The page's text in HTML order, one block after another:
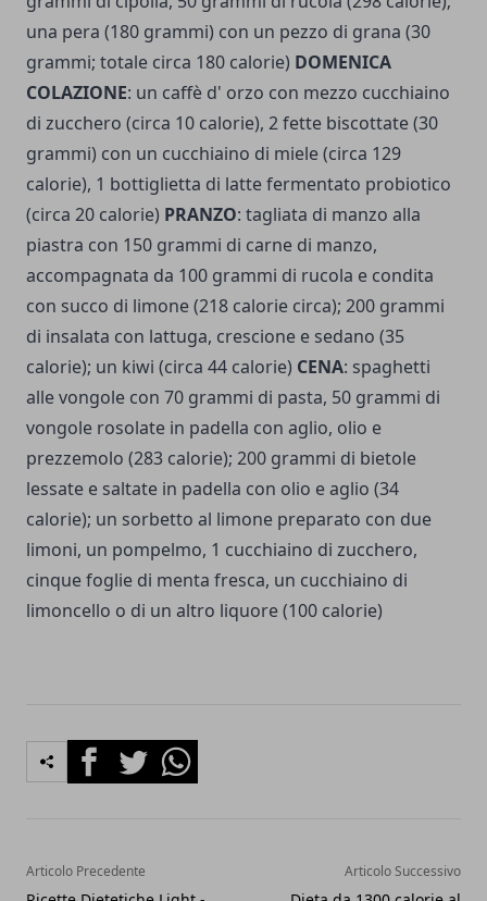
una pera (180 grammi) con un pezzo di grana (30
grammi; totale circa 180 calorie) DOMENICA
COLAZIONE: un caffè d' orzo con mezzo cucchiaino
di zucchero (circa 10 calorie), 2 fette biscottate (30
grammi) con un cucchiaino di miele (circa 129
calorie), 1 bottiglietta di latte fermentato probiotico
(circa 20 calorie) PRANZO: tagliata di manzo alla
piastra con 150 grammi di carne di manzo,
accompagnata da 100 grammi di rucola e condita
con succo di limone (218 calorie circa); 200 grammi
di insalata con lattuga, crescione e sedano (35
calorie); un kiwi (circa 44 calorie) CENA: spaghetti
alle vongole con 70 grammi di pasta, 50 grammi di
vongole rosolate in padella con aglio, olio e
prezzemolo (283 calorie); 200 grammi di bietole
lessate e saltate in padella con olio e aglio (34
calorie); un sorbetto al limone preparato con due
limoni, un pompelmo, 1 cucchiaino di zucchero,
cinque foglie di menta fresca, un cucchiaino di
limoncello o di un altro liquore (100 calorie)
FacebookTwitterWhatsapp
Articolo Precedente Articolo Successivo